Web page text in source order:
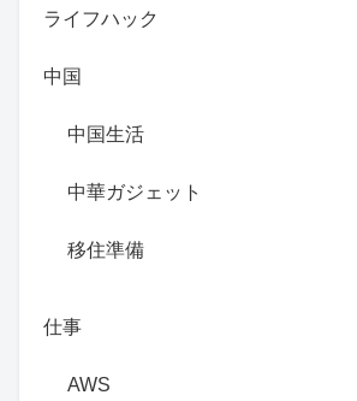
ライフハック
中国
中国生活
中華ガジェット
移住準備
仕事
AWS